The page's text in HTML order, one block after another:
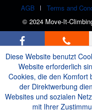
AGB
Terms and
© 2024 Move-It-
Diese Website benutzt
Website erforderlich
Cookies, die den Komfort
der Direktwerbung
Websites und sozialen
mit Ihrer